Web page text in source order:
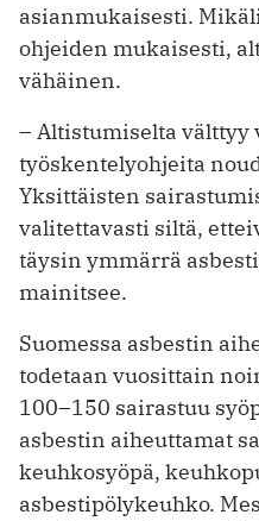
asianmukaisesti.
ohjeiden mukaisesti,
vähäinen.
– Altistumiselta välttyy
työskentelyohjeita
Yksittäisten
valitettavasti siltä,
täysin ymmärrä
mainitsee.
Suomessa asbestin
todetaan vuosittain
100–150 sairastuu
asbestin aiheuttamat
keuhkosyöpä,
asbestipölykeuhko.